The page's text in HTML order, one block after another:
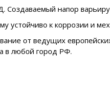
Создаваемый напор
устойчиво к коррозии и
от ведущих
в любой город РФ.